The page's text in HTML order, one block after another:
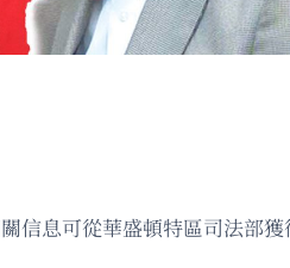
信息可從華盛頓特區司法部